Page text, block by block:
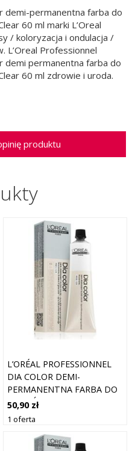
demi-permanentna farba do
60 ml marki L’Oreal
/ koloryzacja i ondulacja /
L’Oreal Professionnel
demi permanentna farba do
60 ml zdrowie i uroda.
produktu
L’ORÉAL PROFESSIONNEL
DIA COLOR DEMI-
PERMANENTNA FARBA DO
WŁOSÓW BEZ AMONIAKU
ODCIEŃ 6.6 DARK BLOND
50,90 zł
1 oferta